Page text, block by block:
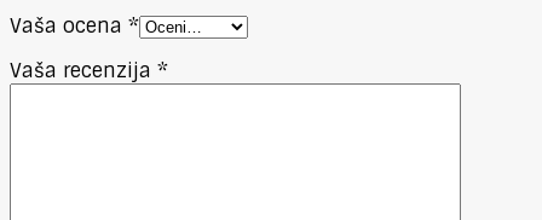
Vaša ocena *
Vaša recenzija *